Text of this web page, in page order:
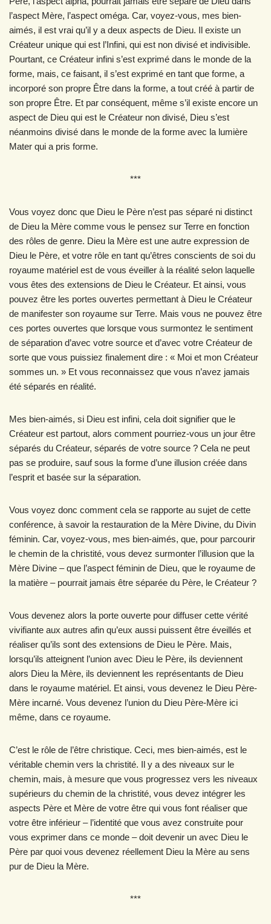
l’aspect Mère, l’aspect oméga. Car, voyez-vous, mes bien-
aimés, il est vrai qu’il y a deux aspects de Dieu. Il existe un
Créateur unique qui est l’Infini, qui est non divisé et indivisible.
Pourtant, ce Créateur infini s’est exprimé dans le monde de la
forme, mais, ce faisant, il s’est exprimé en tant que forme, a
incorporé son propre Être dans la forme, a tout créé à partir de
son propre Être. Et par conséquent, même s’il existe encore un
aspect de Dieu qui est le Créateur non divisé, Dieu s’est
néanmoins divisé dans le monde de la forme avec la lumière
Mater qui a pris forme.
***
Vous voyez donc que Dieu le Père n’est pas séparé ni distinct
de Dieu la Mère comme vous le pensez sur Terre en fonction
des rôles de genre. Dieu la Mère est une autre expression de
Dieu le Père, et votre rôle en tant qu’êtres conscients de soi du
royaume matériel est de vous éveiller à la réalité selon laquelle
vous êtes des extensions de Dieu le Créateur. Et ainsi, vous
pouvez être les portes ouvertes permettant à Dieu le Créateur
de manifester son royaume sur Terre. Mais vous ne pouvez être
ces portes ouvertes que lorsque vous surmontez le sentiment
de séparation d’avec votre source et d’avec votre Créateur de
sorte que vous puissiez finalement dire : « Moi et mon Créateur
sommes un. » Et vous reconnaissez que vous n’avez jamais
été séparés en réalité.
Mes bien-aimés, si Dieu est infini, cela doit signifier que le
Créateur est partout, alors comment pourriez-vous un jour être
séparés du Créateur, séparés de votre source ? Cela ne peut
pas se produire, sauf sous la forme d’une illusion créée dans
l’esprit et basée sur la séparation.
Vous voyez donc comment cela se rapporte au sujet de cette
conférence, à savoir la restauration de la Mère Divine, du Divin
féminin. Car, voyez-vous, mes bien-aimés, que, pour parcourir
le chemin de la christité, vous devez surmonter l’illusion que la
Mère Divine – que l’aspect féminin de Dieu, que le royaume de
la matière – pourrait jamais être séparée du Père, le Créateur ?
Vous devenez alors la porte ouverte pour diffuser cette vérité
vivifiante aux autres afin qu’eux aussi puissent être éveillés et
réaliser qu’ils sont des extensions de Dieu le Père. Mais,
lorsqu’ils atteignent l’union avec Dieu le Père, ils deviennent
alors Dieu la Mère, ils deviennent les représentants de Dieu
dans le royaume matériel. Et ainsi, vous devenez le Dieu Père-
Mère incarné. Vous devenez l’union du Dieu Père-Mère ici
même, dans ce royaume.
C’est le rôle de l’être christique. Ceci, mes bien-aimés, est le
véritable chemin vers la christité. Il y a des niveaux sur le
chemin, mais, à mesure que vous progressez vers les niveaux
supérieurs du chemin de la christité, vous devez intégrer les
aspects Père et Mère de votre être qui vous font réaliser que
votre être inférieur – l’identité que vous avez construite pour
vous exprimer dans ce monde – doit devenir un avec Dieu le
Père par quoi vous devenez réellement Dieu la Mère au sens
pur de Dieu la Mère.
***